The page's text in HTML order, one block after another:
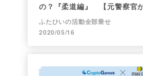
の？『柔道編』 【元警察官が
ふたひいの活動全部乗せ
2020/05/16